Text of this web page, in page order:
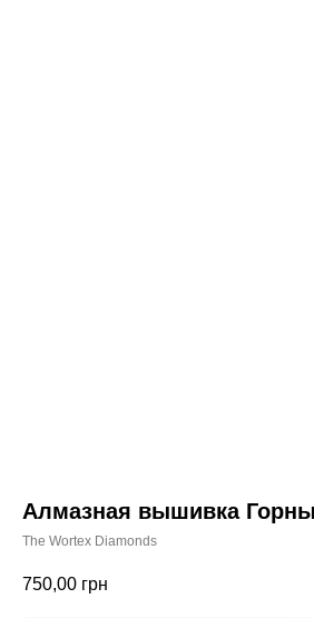
Алмазная вышивка
The Wortex Diamonds
750,00 грн